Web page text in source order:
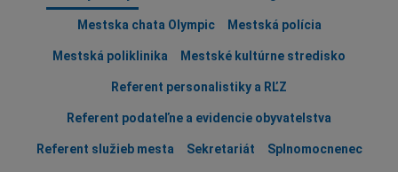
Mestska chata Olympic Mestská polícia
Mestská poliklinika Mestské kultúrne stredisko
Referent personalistiky a RĽZ
Referent podateľne a evidencie obyvatelstva
Referent služieb mesta Sekretariát Splnomocnenec